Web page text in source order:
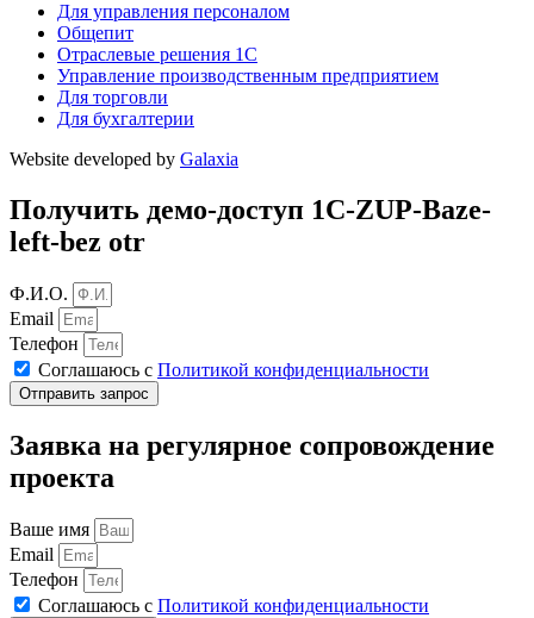
Для управления персоналом
Общепит
Отраслевые решения 1С
Управление производственным предприятием
Для торговли
Для бухгалтерии
Website developed by Galaxia
Получить демо-доступ 1C-ZUP-Baze-
left-bez otr
Ф.И.О.
Email
Телефон
Соглашаюсь с Политикой конфиденциальности
Отправить запрос
Заявка на регулярное сопровождение
проекта
Ваше имя
Email
Телефон
Соглашаюсь с Политикой конфиденциальности